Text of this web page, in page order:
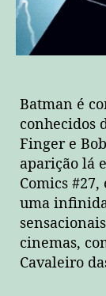
Batman é
conhecidos
Finger e
aparição lá
Comics
uma
cinemas,
Cavaleiro